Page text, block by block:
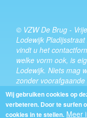
© VZW De Brug -
Lodewijk
vindt u het
welke vorm ook, is
Lodewijk. Niets mag
zonder
schooldirecteur.
Wij gebruiken cookies op
verbeteren. Door te surfen
cookies in te stellen. Meer